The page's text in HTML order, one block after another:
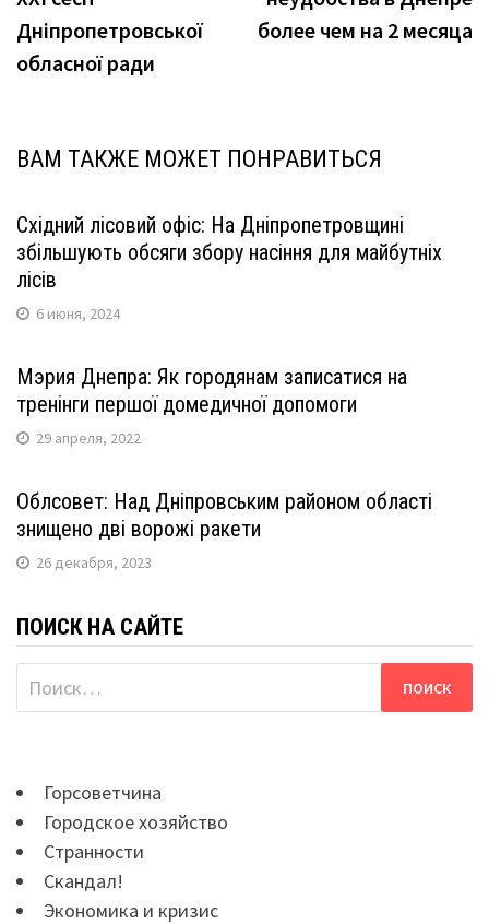
записям
Дніпропетровської
обласної ради
более чем на 2 месяца
ВАМ ТАКЖЕ МОЖЕТ ПОНРАВИТЬСЯ
Східний лісовий офіс: На Дніпропетровщині
збільшують обсяги збору насіння для майбутніх
лісів
6 июня, 2024
Мэрия Днепра: Як городянам записатися на
тренінги першої домедичної допомоги
29 апреля, 2022
Облсовет: Над Дніпровським районом області
знищено дві ворожі ракети
26 декабря, 2023
ПОИСК НА САЙТЕ
Найти:
Горсоветчина
Городское хозяйство
Странности
Скандал!
Экономика и кризис